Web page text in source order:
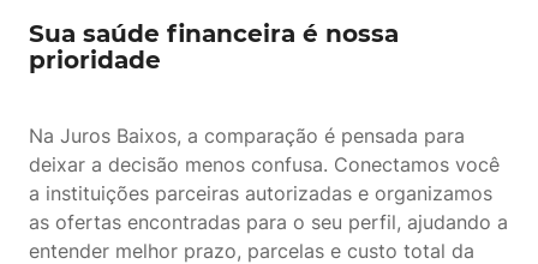
Sua saúde financeira é nossa
prioridade
Na Juros Baixos, a comparação é pensada para
deixar a decisão menos confusa. Conectamos você
a instituições parceiras autorizadas e organizamos
as ofertas encontradas para o seu perfil, ajudando a
entender melhor prazo, parcelas e custo total da